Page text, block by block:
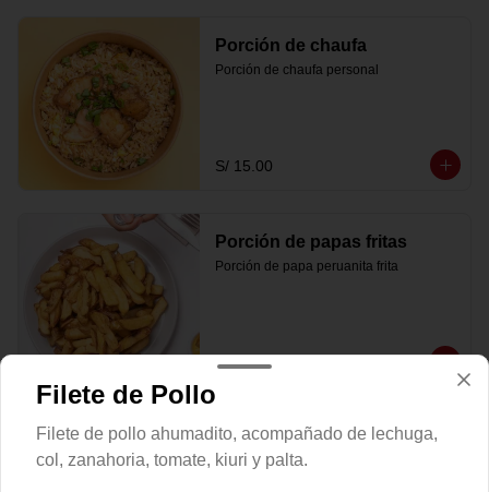
Porción de chaufa
Porción de chaufa personal
S/ 15.00
Porción de papas fritas
Porción de papa peruanita frita
S/ 14.00
Porción de plátano frito
Filete de Pollo
Filete de pollo ahumadito, acompañado de lechuga,
col, zanahoria, tomate, kiuri y palta.